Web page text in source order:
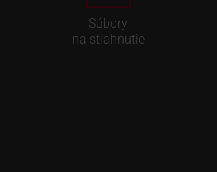
Súbory
na stiahnutie